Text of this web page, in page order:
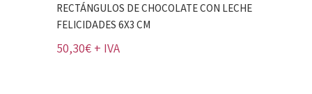
RECTÁNGULOS DE CHOCOLATE CON LECHE
FELICIDADES 6X3 CM
50,30€ + IVA